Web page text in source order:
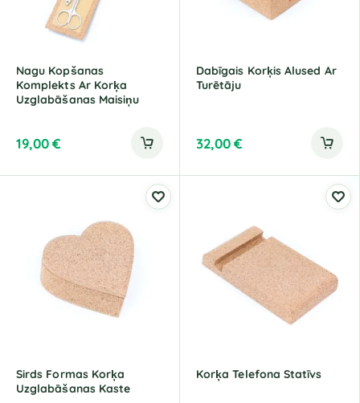
Nagu Kopšanas
Komplekts Ar Korķa
Uzglabāšanas Maisiņu
19,00€
Dabīgais Korķis Alused Ar
Turētāju
32,00€
Sirds Formas Korķa
Uzglabāšanas Kaste
Korķa Telefona Statīvs